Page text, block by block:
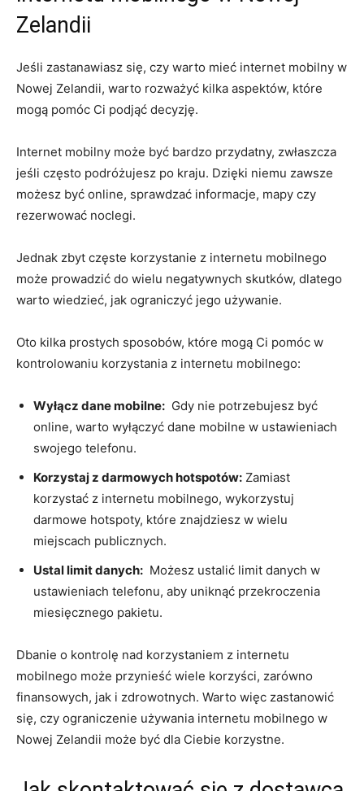
Zelandii
Jeśli zastanawiasz się, czy‌ warto mieć internet mobilny w
Nowej Zelandii, ‍warto rozważyć kilka aspektów, które
mogą pomóc Ci podjąć decyzję.
Internet mobilny może być bardzo przydatny, zwłaszcza
jeśli często podróżujesz po‍ kraju. Dzięki niemu zawsze
możesz⁣ być online, sprawdzać informacje, mapy czy
rezerwować noclegi.
Jednak zbyt częste korzystanie z internetu mobilnego
może ​prowadzić do wielu negatywnych skutków, dlatego
warto⁣ wiedzieć, jak ograniczyć jego używanie.
Oto kilka prostych sposobów, które ⁣mogą Ci pomóc w
kontrolowaniu korzystania z ⁢internetu mobilnego:
Wyłącz ‍dane mobilne: ⁤ Gdy nie potrzebujesz być
online, warto wyłączyć dane mobilne‍ w ustawieniach
swojego telefonu.
Korzystaj ⁢z darmowych hotspotów: Zamiast
korzystać z internetu mobilnego, wykorzystuj
darmowe hotspoty, które znajdziesz‍ w wielu
miejscach publicznych.
Ustal limit ​danych: ​ Możesz ustalić limit danych w
ustawieniach⁣ telefonu,⁢ aby uniknąć przekroczenia
miesięcznego pakietu.
Dbanie o kontrolę nad ​korzystaniem z internetu
mobilnego może przynieść ​wiele korzyści, zarówno
finansowych, ⁣jak i⁤ zdrowotnych. Warto więc zastanowić
się, ⁢czy ograniczenie używania⁤ internetu mobilnego w
Nowej Zelandii może być dla Ciebie korzystne.